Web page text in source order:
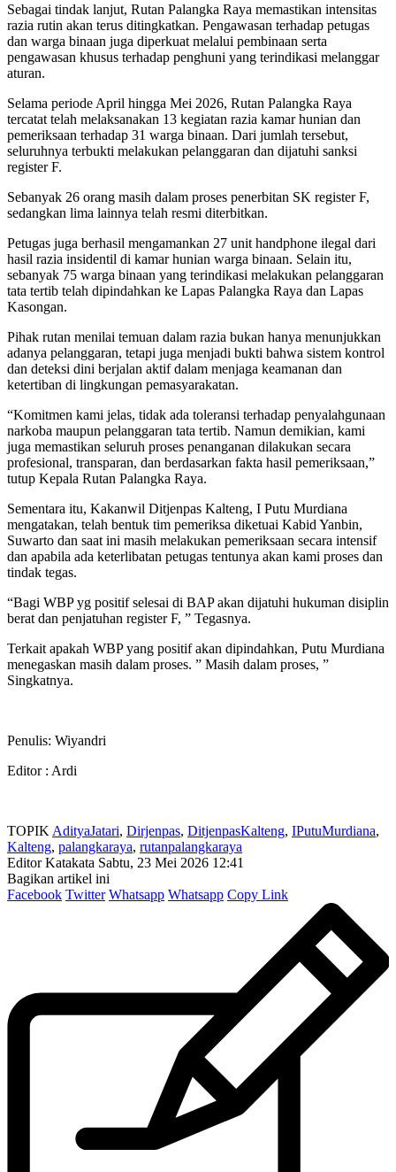
Sebagai tindak lanjut, Rutan Palangka Raya memastikan intensitas
razia rutin akan terus ditingkatkan. Pengawasan terhadap petugas
dan warga binaan juga diperkuat melalui pembinaan serta
pengawasan khusus terhadap penghuni yang terindikasi melanggar
aturan.
Selama periode April hingga Mei 2026, Rutan Palangka Raya
tercatat telah melaksanakan 13 kegiatan razia kamar hunian dan
pemeriksaan terhadap 31 warga binaan. Dari jumlah tersebut,
seluruhnya terbukti melakukan pelanggaran dan dijatuhi sanksi
register F.
Sebanyak 26 orang masih dalam proses penerbitan SK register F,
sedangkan lima lainnya telah resmi diterbitkan.
Petugas juga berhasil mengamankan 27 unit handphone ilegal dari
hasil razia insidentil di kamar hunian warga binaan. Selain itu,
sebanyak 75 warga binaan yang terindikasi melakukan pelanggaran
tata tertib telah dipindahkan ke Lapas Palangka Raya dan Lapas
Kasongan.
Pihak rutan menilai temuan dalam razia bukan hanya menunjukkan
adanya pelanggaran, tetapi juga menjadi bukti bahwa sistem kontrol
dan deteksi dini berjalan aktif dalam menjaga keamanan dan
ketertiban di lingkungan pemasyarakatan.
“Komitmen kami jelas, tidak ada toleransi terhadap penyalahgunaan
narkoba maupun pelanggaran tata tertib. Namun demikian, kami
juga memastikan seluruh proses penanganan dilakukan secara
profesional, transparan, dan berdasarkan fakta hasil pemeriksaan,”
tutup Kepala Rutan Palangka Raya.
Sementara itu, Kakanwil Ditjenpas Kalteng, I Putu Murdiana
mengatakan, telah bentuk tim pemeriksa diketuai Kabid Yanbin,
Suwarto dan saat ini masih melakukan pemeriksaan secara intensif
dan apabila ada keterlibatan petugas tentunya akan kami proses dan
tindak tegas.
“Bagi WBP yg positif selesai di BAP akan dijatuhi hukuman disiplin
berat dan penjatuhan register F, ” Tegasnya.
Terkait apakah WBP yang positif akan dipindahkan, Putu Murdiana
menegaskan masih dalam proses. ” Masih dalam proses, ”
Singkatnya.
Penulis: Wiyandri
Editor : Ardi
TOPIK AdityaJatari, Dirjenpas, DitjenpasKalteng, IPutuMurdiana,
Kalteng, palangkaraya, rutanpalangkaraya
Editor Katakata Sabtu, 23 Mei 2026 12:41
Bagikan artikel ini
Facebook Twitter Whatsapp Whatsapp Copy Link